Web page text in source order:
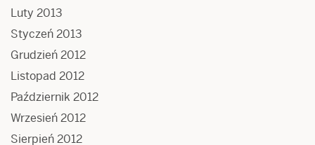
Luty 2013
Styczeń 2013
Grudzień 2012
Listopad 2012
Październik 2012
Wrzesień 2012
Sierpień 2012